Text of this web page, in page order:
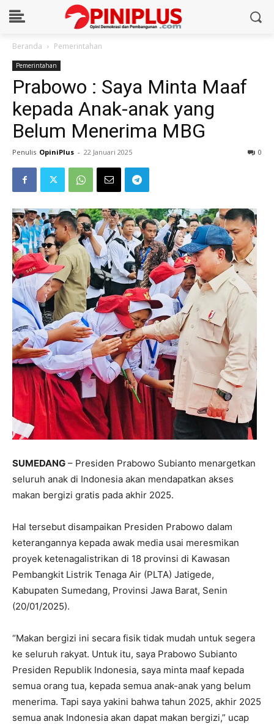
Beranda Pemerintahan
Pemerintahan
Prabowo : Saya Minta Maaf
kepada Anak-anak yang
Belum Menerima MBG
Penulis OpiniPlus - 22 Januari 2025 0
SUMEDANG – Presiden Prabowo Subianto menargetkan
seluruh anak di Indonesia akan mendapatkan akses
makan bergizi gratis pada akhir 2025.
Hal tersebut disampaikan Presiden Prabowo dalam
keterangannya kepada awak media usai meresmikan
proyek ketenagalistrikan di 18 provinsi di Kawasan
Pembangkit Listrik Tenaga Air (PLTA) Jatigede,
Kabupaten Sumedang, Provinsi Jawa Barat, Senin
(20/01/2025).
“Makan bergizi ini secara fisik tidak mudah untuk segera
ke seluruh rakyat. Untuk itu, saya Prabowo Subianto
Presiden Republik Indonesia, saya minta maaf kepada
semua orang tua, kepada semua anak-anak yang belum
menerima. Tapi saya yakini bahwa tahun 2025, akhir 2025
semua anak Indonesia akan dapat makan bergizi,” ucap